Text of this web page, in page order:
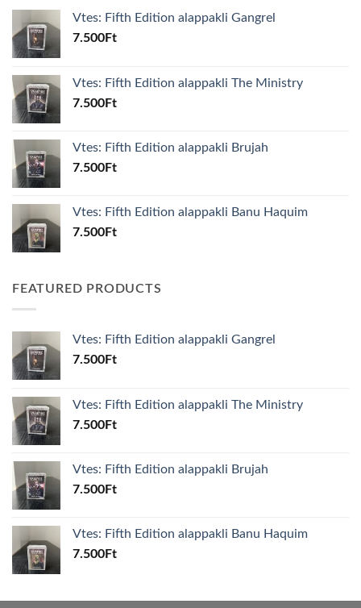
Vtes: Fifth Edition alappakli Gangrel
7.500Ft
Vtes: Fifth Edition alappakli The Ministry
7.500Ft
Vtes: Fifth Edition alappakli Brujah
7.500Ft
Vtes: Fifth Edition alappakli Banu Haquim
7.500Ft
FEATURED PRODUCTS
Vtes: Fifth Edition alappakli Gangrel
7.500Ft
Vtes: Fifth Edition alappakli The Ministry
7.500Ft
Vtes: Fifth Edition alappakli Brujah
7.500Ft
Vtes: Fifth Edition alappakli Banu Haquim
7.500Ft